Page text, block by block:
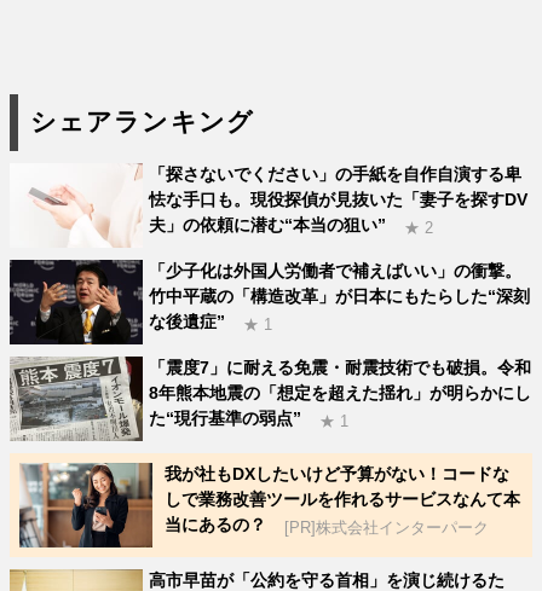
シェアランキング
「探さないでください」の手紙を自作自演する卑
怯な手口も。現役探偵が見抜いた「妻子を探すDV
夫」の依頼に潜む“本当の狙い”
★ 2
「少子化は外国人労働者で補えばいい」の衝撃。
竹中平蔵の「構造改革」が日本にもたらした“深刻
な後遺症”
★ 1
「震度7」に耐える免震・耐震技術でも破損。令和
8年熊本地震の「想定を超えた揺れ」が明らかにし
た“現行基準の弱点”
★ 1
我が社もDXしたいけど予算がない！コードな
しで業務改善ツールを作れるサービスなんて本
当にあるの？
[PR]株式会社インターパーク
高市早苗が「公約を守る首相」を演じ続けるた